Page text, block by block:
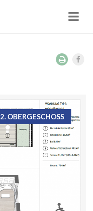
2. OBERGESCHOSS